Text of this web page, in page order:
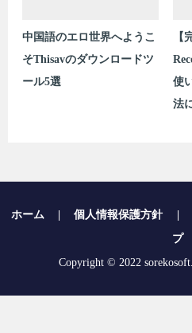
中国語のエロ世界へようこ
そThisavのダウンロードツ
ール5選
【
使
法
ホーム | 個人情報保護方針 |
プ
Copyright © 2022